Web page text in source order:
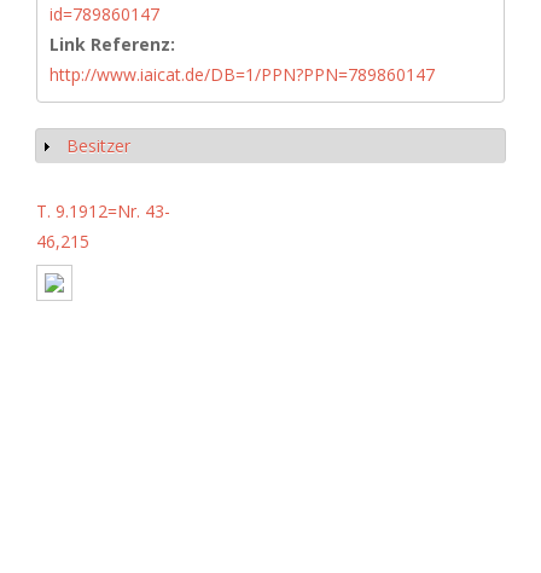
id=789860147
Link Referenz:
http://www.iaicat.de/DB=1/PPN?PPN=789860147
Anzeigen
Besitzer
T. 9.1912=Nr. 43-
46,215